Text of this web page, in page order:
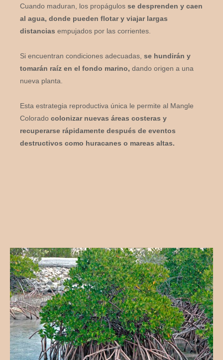
Cuando maduran, los propágulos se desprenden y caen
al agua, donde pueden flotar y viajar largas
distancias empujados por las corrientes.
Si encuentran condiciones adecuadas, se hundirán y
tomarán raíz en el fondo marino, dando origen a una
nueva planta.
Esta estrategia reproductiva única le permite al Mangle
Colorado colonizar nuevas áreas costeras y
recuperarse rápidamente después de eventos
destructivos como huracanes o mareas altas.